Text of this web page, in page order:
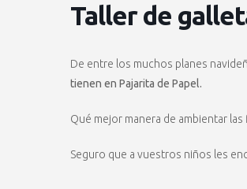
Taller de
De entre los muchos planes
tienen en Pajarita de Papel.
Qué mejor manera de ambientar
Seguro que a vuestros niños les